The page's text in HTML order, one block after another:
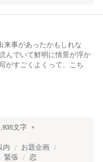
来事があったかもしれな
んでいて鮮明に情景が浮か
がすごくよくって、こち
文字
内
お題企画
緊張 恋